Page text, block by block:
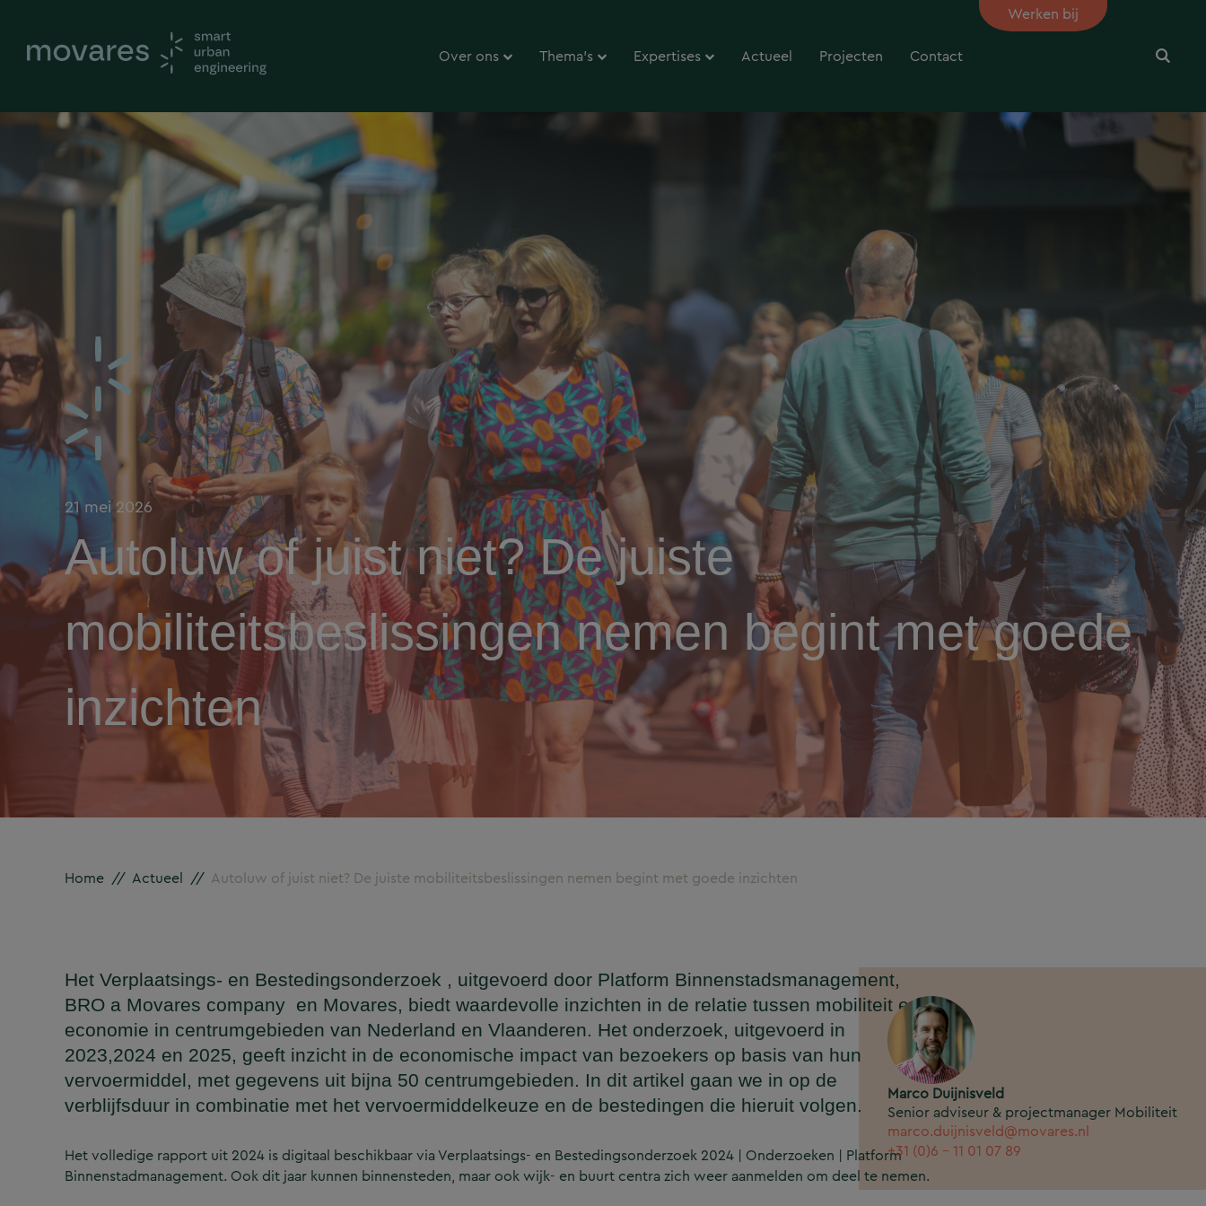
Over ons Thema’s Expertises Actueel Projecten Contact
Werken bij
21 mei 2026
Autoluw of juist niet? De juiste
mobiliteitsbeslissingen nemen begint met goede
inzichten
Home // Actueel // Autoluw of juist niet? De juiste mobiliteitsbeslissingen nemen begint met goede inzichten
Het Verplaatsings- en Bestedingsonderzoek , uitgevoerd door Platform Binnenstadsmanagement,
BRO a Movares company en Movares, biedt waardevolle inzichten in de relatie tussen mobiliteit en
economie in centrumgebieden van Nederland en Vlaanderen. Het onderzoek, uitgevoerd in
2023,2024 en 2025, geeft inzicht in de economische impact van bezoekers op basis van hun
vervoermiddel, met gegevens uit bijna 50 centrumgebieden. In dit artikel gaan we in op de
verblijfsduur in combinatie met het vervoermiddelkeuze en de bestedingen die hieruit volgen.
Het volledige rapport uit 2024 is digitaal beschikbaar via Verplaatsings- en Bestedingsonderzoek 2024 | Onderzoeken | Platform
Binnenstadmanagement. Ook dit jaar kunnen binnensteden, maar ook wijk- en buurt centra zich weer aanmelden om deel te nemen.
Marco Duijnisveld
Senior adviseur & projectmanager Mobiliteit
marco.duijnisveld@movares.nl
+31 (0)6 - 11 01 07 89